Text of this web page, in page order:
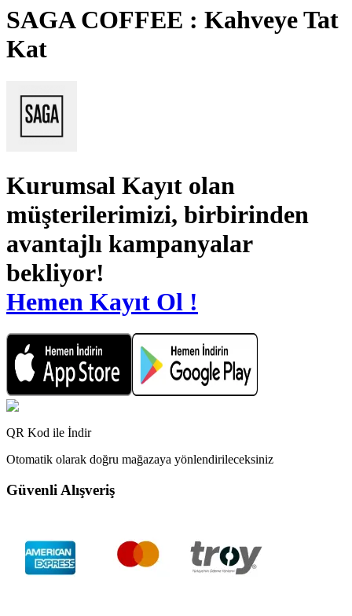
SAGA COFFEE : Kahveye Tat
Kat
Kurumsal Kayıt olan
müşterilerimizi, birbirinden
avantajlı kampanyalar
bekliyor!
Hemen Kayıt Ol !
QR Kod ile İndir
Otomatik olarak doğru mağazaya yönlendirileceksiniz
Güvenli Alışveriş